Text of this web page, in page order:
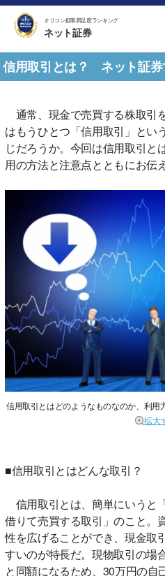
オリコン顧客満足度ランキング
ネット証券
信用取引とは？ ネット証券
通常、現金で売買する株取引
はもうひとつ「信用取引」とい
じだろうか。今回は信用取引と
用の方法と注意点とともにお伝
信用取引とはどのようなものなのか、利用
拡大
■信用取引とはどんな取引？
信用取引とは、簡単にいうと
借りて売買する取引」のこと。
性を広げることができ、現金取
すいのが特長だ。現物取引の場
と同額になるため、30万円の自